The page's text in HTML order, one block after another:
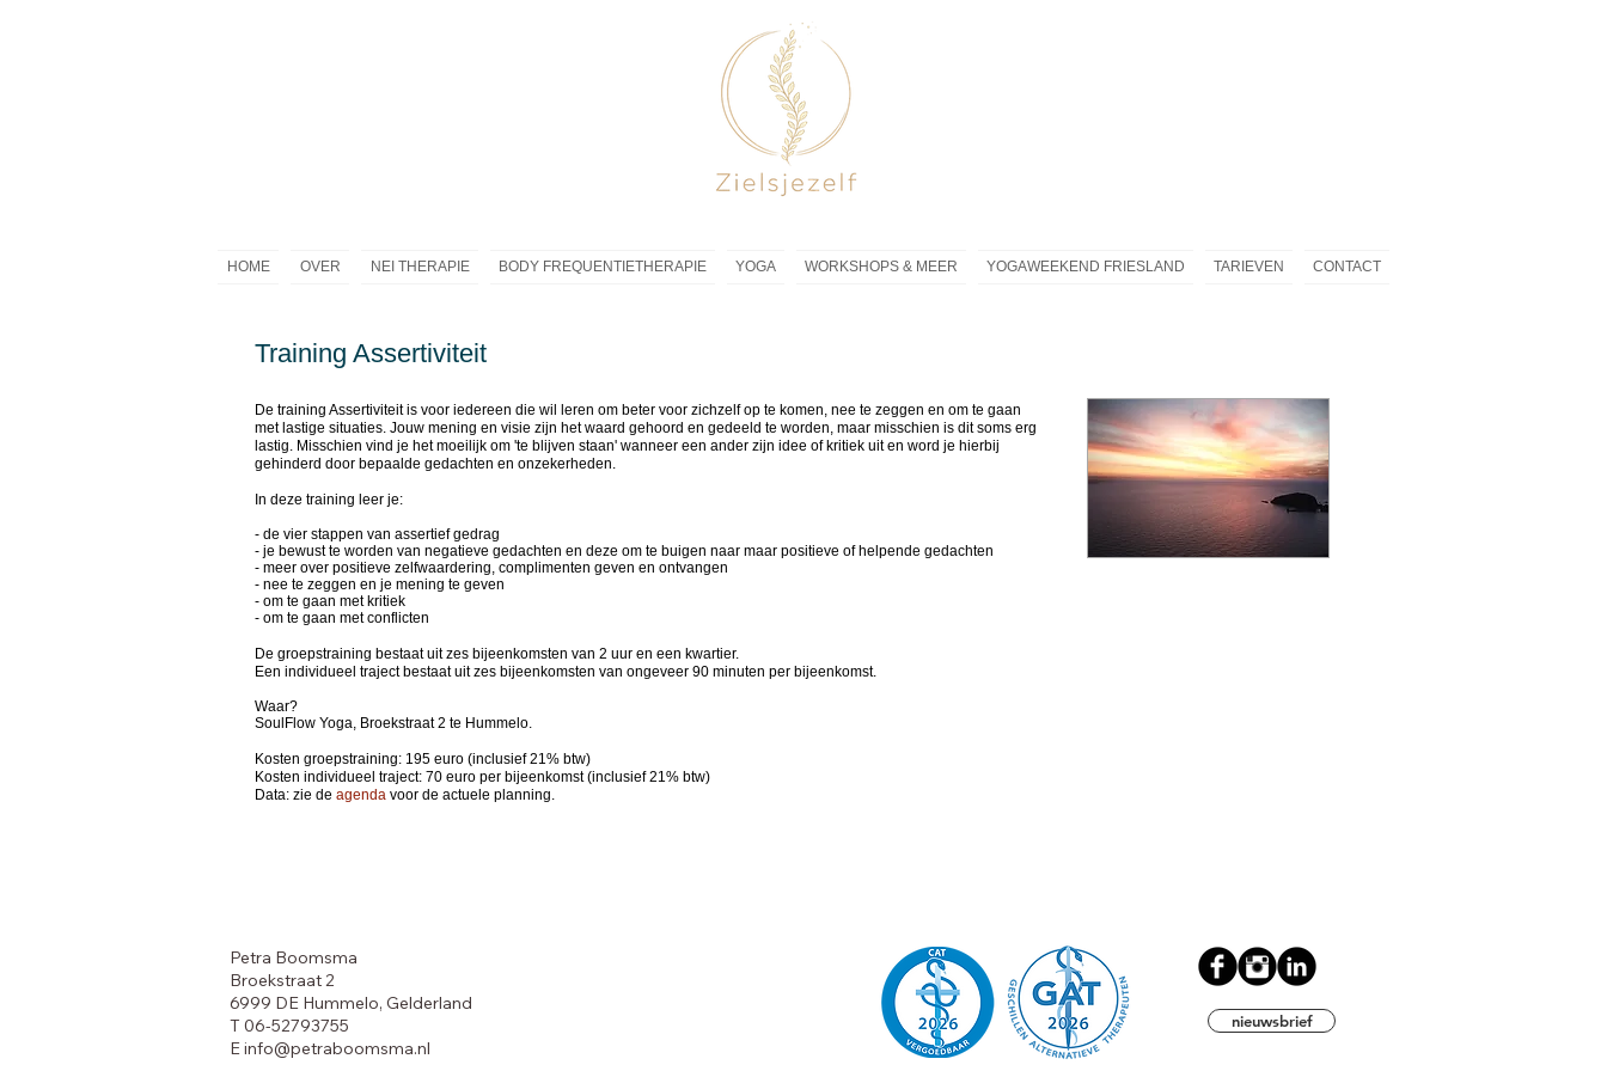
HOME OVER NEI THERAPIE BODY FREQUENTIETHERAPIE YOGA WORKSHOPS & MEER YOGAWEEKEND FRIESLAND TARIEVEN CONTACT
Training Assertiviteit
De training Assertiviteit is voor iedereen die wil leren om beter voor zichzelf op te komen, nee te zeggen en om te gaan
met lastige situaties. Jouw mening en visie zijn het waard gehoord en gedeeld te worden, maar misschien is dit soms erg
lastig. Misschien vind je het moeilijk om 'te blijven staan' wanneer een ander zijn idee of kritiek uit en word je hierbij
gehinderd door bepaalde gedachten en onzekerheden.
In deze training leer je:
- de vier stappen van assertief gedrag
- je bewust te worden van negatieve gedachten en deze om te buigen naar maar positieve of helpende gedachten
- meer over positieve zelfwaardering, complimenten geven en ontvangen
- nee te zeggen en je mening te geven
- om te gaan met kritiek
- om te gaan met conflicten
De groepstraining bestaat uit zes bijeenkomsten van 2 uur en een kwartier.
Een individueel traject bestaat uit zes bijeenkomsten van ongeveer 90 minuten per bijeenkomst.
Waar?
SoulFlow Yoga, Broekstraat 2 te Hummelo.
Kosten groepstraining: 195 euro (inclusief 21% btw)
Kosten individueel traject: 70 euro per bijeenkomst (inclusief 21% btw)
Data: zie de agenda voor de actuele planning.
Petra Boomsma
Broekstraat 2
6999 DE Hummelo, Gelderland
T 06-52793755
E info@petraboomsma.nl
nieuwsbrief